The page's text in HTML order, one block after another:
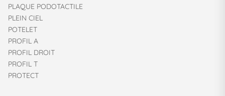
PLAQUE PODOTACTILE
PLEIN CIEL
POTELET
PROFIL A
PROFIL DROIT
PROFIL T
PROTECT